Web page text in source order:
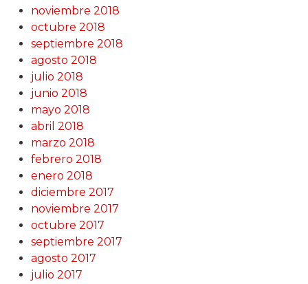
noviembre 2018
octubre 2018
septiembre 2018
agosto 2018
julio 2018
junio 2018
mayo 2018
abril 2018
marzo 2018
febrero 2018
enero 2018
diciembre 2017
noviembre 2017
octubre 2017
septiembre 2017
agosto 2017
julio 2017